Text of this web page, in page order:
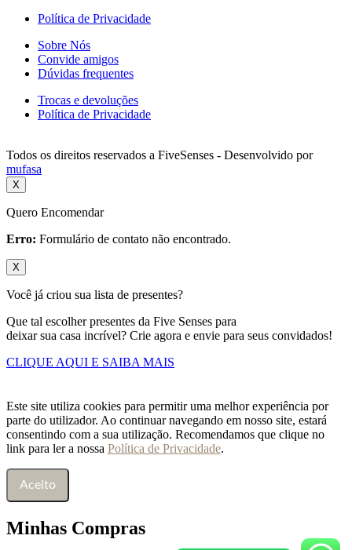
Política de Privacidade
Sobre Nós
Convide amigos
Dúvidas frequentes
Trocas e devoluções
Política de Privacidade
Todos os direitos reservados a FiveSenses - Desenvolvido por
mufasa
X
Quero Encomendar
Erro: Formulário de contato não encontrado.
X
Você já criou sua lista de presentes?
Que tal escolher presentes da Five Senses para
deixar sua casa incrível? Crie agora e envie para seus convidados!
CLIQUE AQUI E SAIBA MAIS
Este site utiliza cookies para permitir uma melhor experiência por
parte do utilizador. Ao continuar navegando em nosso site, estará
consentindo com a sua utilização. Recomendamos que clique no
link para ler a nossa Política de Privacidade.
Aceito
Minhas Compras